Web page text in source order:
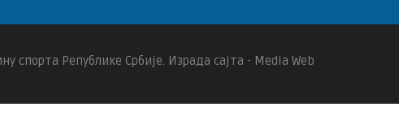
спорта Републике Србије. Израда сајта - Media Web